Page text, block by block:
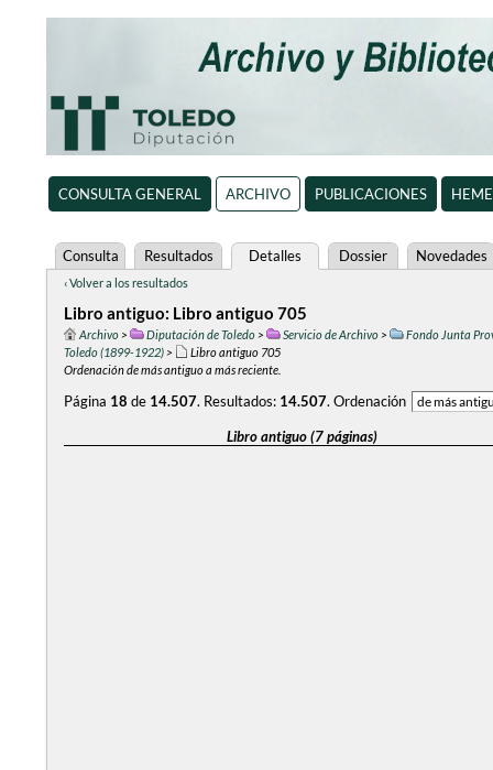
CONSULTA GENERAL ARCHIVO PUBLICACIONES
Consulta Resultados Detalles Dossier Novedades
‹ Volver a los resultados
Libro antiguo: Libro antiguo 705
Archivo> Diputación de Toledo> Servicio de Archivo>
Fondo Junta
Toledo (1899-1922)>
Libro antiguo 705
Ordenación de más antiguo a más reciente.
Página 18 de 14.507. Resultados: 14.507. Ordenación
Libro antiguo (7 páginas)